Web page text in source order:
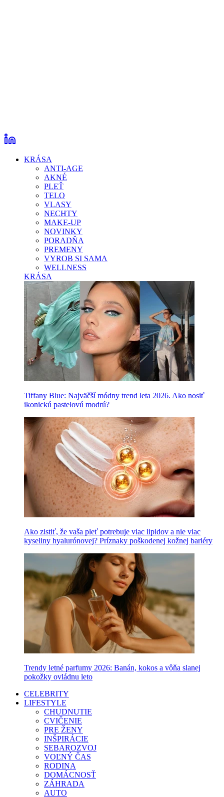
KRÁSA
ANTI-AGE
AKNÉ
PLEŤ
TELO
VLASY
NECHTY
MAKE-UP
NOVINKY
PORADŇA
PREMENY
VYROB SI SAMA
WELLNESS
KRÁSA
Tiffany Blue: Najväčší módny trend leta 2026. Ako nosiť
ikonickú pastelovú modrú?
Ako zistiť, že vaša pleť potrebuje viac lipidov a nie viac
kyseliny hyalurónovej? Príznaky poškodenej kožnej bariéry
Trendy letné parfumy 2026: Banán, kokos a vôňa slanej
pokožky ovládnu leto
CELEBRITY
LIFESTYLE
CHUDNUTIE
CVIČENIE
PRE ŽENY
INŠPIRÁCIE
SEBAROZVOJ
VOĽNÝ ČAS
RODINA
DOMÁCNOSŤ
ZÁHRADA
AUTO